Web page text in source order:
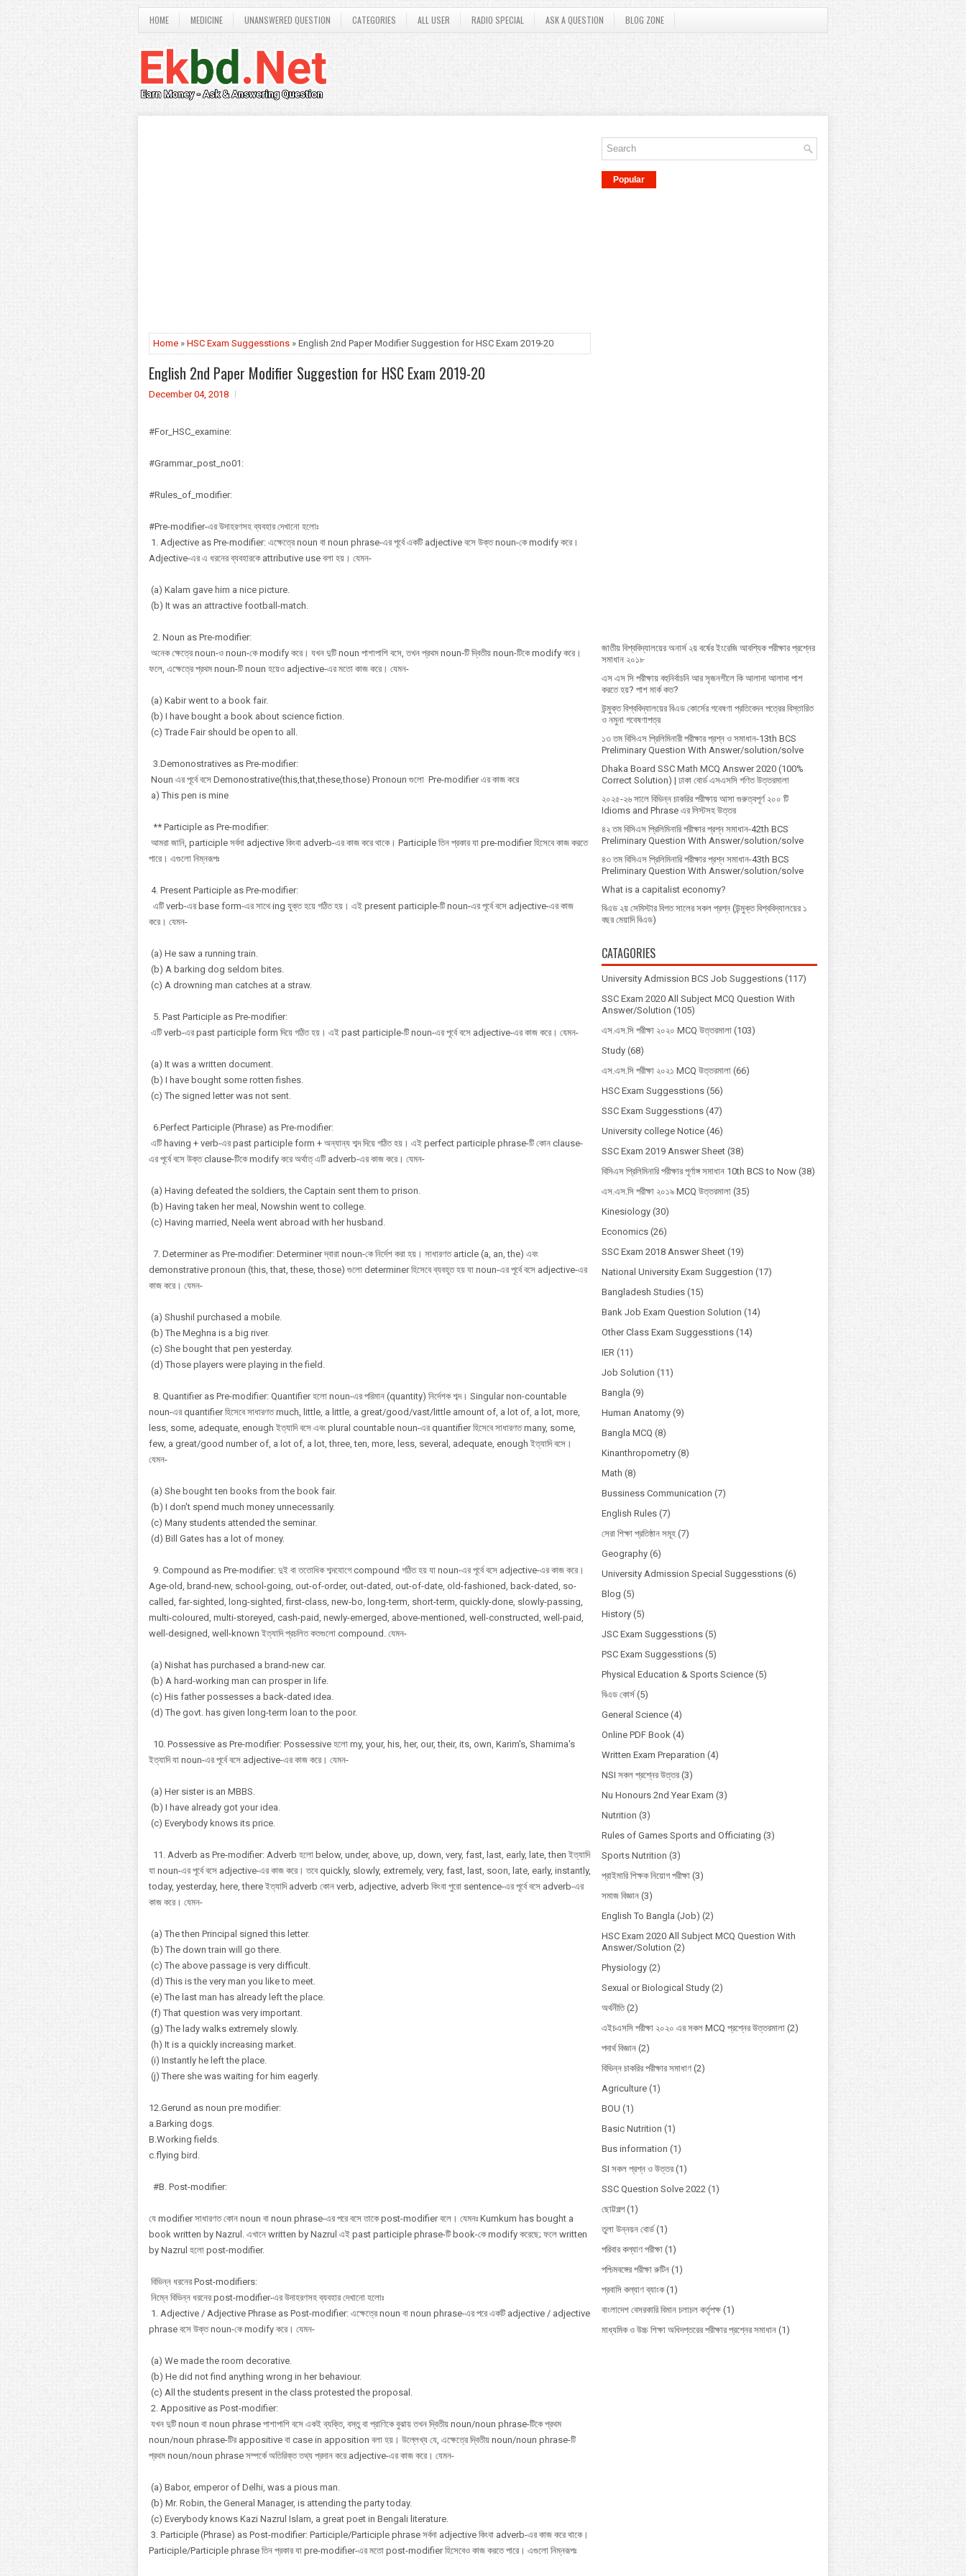
HOME MEDICINE UNANSWERED QUESTION CATEGORIES ALL USER RADIO SPECIAL ASK A QUESTION BLOG ZONE
Home » HSC Exam Suggesstions » English 2nd Paper Modifier Suggestion for HSC Exam 2019-20
English 2nd Paper Modifier Suggestion for HSC Exam 2019-20
December 04, 2018
#For_HSC_examine:
#Grammar_post_no01:
#Rules_of_modifier:
#Pre-modifier-এর উদাহরণসহ ব্যবহার দেখানো হলোঃ
1. Adjective as Pre-modifier: এক্ষেত্রে noun বা noun phrase-এর পূর্বে একটি adjective বসে উক্ত noun-কে modify করে।
Adjective-এর এ ধরনের ব্যবহারকে attributive use বলা হয়। যেমন-
(a) Kalam gave him a nice picture.
(b) It was an attractive football-match.
2. Noun as Pre-modifier:
অনেক ক্ষেত্রে noun-ও noun-কে modify করে। যখন দুটি noun পাশাপাশি বসে, তখন প্রথম noun-টি দ্বিতীয় noun-টিকে modify করে।
ফলে, এক্ষেত্রে প্রথম noun-টি noun হয়েও adjective-এর মতো কাজ করে। যেমন-
(a) Kabir went to a book fair.
(b) I have bought a book about science fiction.
(c) Trade Fair should be open to all.
3.Demonostratives as Pre-modifier:
Noun এর পূর্বে বসে Demonostrative(this,that,these,those) Pronoun গুলো Pre-modifier এর কাজ করে
a) This pen is mine
** Participle as Pre-modifier:
আমরা জানি, participle সর্বদা adjective কিংবা adverb-এর কাজ করে থাকে। Participle তিন প্রকার যা pre-modifier হিসেবে কাজ করতে
পারে। এগুলো নিম্নরূপঃ
4. Present Participle as Pre-modifier:
এটি verb-এর base form-এর সাথে ing যুক্ত হয়ে গঠিত হয়। এই present participle-টি noun-এর পূর্বে বসে adjective-এর কাজ
করে। যেমন-
(a) He saw a running train.
(b) A barking dog seldom bites.
(c) A drowning man catches at a straw.
5. Past Participle as Pre-modifier:
এটি verb-এর past participle form দিয়ে গঠিত হয়। এই past participle-টি noun-এর পূর্বে বসে adjective-এর কাজ করে। যেমন-
(a) It was a written document.
(b) I have bought some rotten fishes.
(c) The signed letter was not sent.
6.Perfect Participle (Phrase) as Pre-modifier:
এটি having + verb-এর past participle form + অন্যান্য শব্দ দিয়ে গঠিত হয়। এই perfect participle phrase-টি কোন clause-
এর পূর্বে বসে উক্ত clause-টিকে modify করে অর্থাত্ এটি adverb-এর কাজ করে। যেমন-
(a) Having defeated the soldiers, the Captain sent them to prison.
(b) Having taken her meal, Nowshin went to college.
(c) Having married, Neela went abroad with her husband.
7. Determiner as Pre-modifier: Determiner দ্বারা noun-কে নির্দেশ করা হয়। সাধারণত article (a, an, the) এবং
demonstrative pronoun (this, that, these, those) গুলো determiner হিসেবে ব্যবহূত হয় যা noun-এর পূর্বে বসে adjective-এর
কাজ করে। যেমন-
(a) Shushil purchased a mobile.
(b) The Meghna is a big river.
(c) She bought that pen yesterday.
(d) Those players were playing in the field.
8. Quantifier as Pre-modifier: Quantifier হলো noun-এর পরিমান (quantity) নির্দেশক শব্দ। Singular non-countable
noun-এর quantifier হিসেবে সাধারণত much, little, a little, a great/good/vast/little amount of, a lot of, a lot, more,
less, some, adequate, enough ইত্যাদি বসে এবং plural countable noun-এর quantifier হিসেবে সাধারণত many, some,
few, a great/good number of, a lot of, a lot, three, ten, more, less, several, adequate, enough ইত্যাদি বসে।
যেমন-
(a) She bought ten books from the book fair.
(b) I don't spend much money unnecessarily.
(c) Many students attended the seminar.
(d) Bill Gates has a lot of money.
9. Compound as Pre-modifier: দুই বা ততোধিক শব্দযোগে compound গঠিত হয় যা noun-এর পূর্বে বসে adjective-এর কাজ করে।
Age-old, brand-new, school-going, out-of-order, out-dated, out-of-date, old-fashioned, back-dated, so-
called, far-sighted, long-sighted, first-class, new-bo, long-term, short-term, quickly-done, slowly-passing,
multi-coloured, multi-storeyed, cash-paid, newly-emerged, above-mentioned, well-constructed, well-paid,
well-designed, well-known ইত্যাদি প্রচলিত কতগুলো compound. যেমন-
(a) Nishat has purchased a brand-new car.
(b) A hard-working man can prosper in life.
(c) His father possesses a back-dated idea.
(d) The govt. has given long-term loan to the poor.
10. Possessive as Pre-modifier: Possessive হলো my, your, his, her, our, their, its, own, Karim's, Shamima's
ইত্যাদি যা noun-এর পূর্বে বসে adjective-এর কাজ করে। যেমন-
(a) Her sister is an MBBS.
(b) I have already got your idea.
(c) Everybody knows its price.
11. Adverb as Pre-modifier: Adverb হলো below, under, above, up, down, very, fast, last, early, late, then ইত্যাদি
যা noun-এর পূর্বে বসে adjective-এর কাজ করে। তবে quickly, slowly, extremely, very, fast, last, soon, late, early, instantly,
today, yesterday, here, there ইত্যাদি adverb কোন verb, adjective, adverb কিংবা পুরো sentence-এর পূর্বে বসে adverb-এর
কাজ করে। যেমন-
(a) The then Principal signed this letter.
(b) The down train will go there.
(c) The above passage is very difficult.
(d) This is the very man you like to meet.
(e) The last man has already left the place.
(f) That question was very important.
(g) The lady walks extremely slowly.
(h) It is a quickly increasing market.
(i) Instantly he left the place.
(j) There she was waiting for him eagerly.
12.Gerund as noun pre modifier:
a.Barking dogs.
B.Working fields.
c.flying bird.
#B. Post-modifier:
যে modifier সাধারণত কোন noun বা noun phrase-এর পরে বসে তাকে post-modifier বলে। যেমনঃ Kumkum has bought a
book written by Nazrul. এখানে written by Nazrul এই past participle phrase-টি book-কে modify করেছে; ফলে written
by Nazrul হলো post-modifier.
বিভিন্ন ধরনের Post-modifiers:
নিম্নে বিভিন্ন ধরনের post-modifier-এর উদাহরণসহ ব্যবহার দেখানো হলোঃ
1. Adjective / Adjective Phrase as Post-modifier: এক্ষেত্রে noun বা noun phrase-এর পরে একটি adjective / adjective
phrase বসে উক্ত noun-কে modify করে। যেমন-
(a) We made the room decorative.
(b) He did not find anything wrong in her behaviour.
(c) All the students present in the class protested the proposal.
2. Appositive as Post-modifier:
যখন দুটি noun বা noun phrase পাশাপাশি বসে একই ব্যক্তি, বস্তু বা প্রাণিকে বুঝায় তখন দ্বিতীয় noun/noun phrase-টিকে প্রথম
noun/noun phrase-টির appositive বা case in apposition বলা হয়। উল্লেখ্য যে, এক্ষেত্রে দ্বিতীয় noun/noun phrase-টি
প্রথম noun/noun phrase সম্পর্কে অতিরিক্ত তথ্য প্রদান করে adjective-এর কাজ করে। যেমন-
(a) Babor, emperor of Delhi, was a pious man.
(b) Mr. Robin, the General Manager, is attending the party today.
(c) Everybody knows Kazi Nazrul Islam, a great poet in Bengali literature.
3. Participle (Phrase) as Post-modifier: Participle/Participle phrase সর্বদা adjective কিংবা adverb-এর কাজ করে থাকে।
Participle/Participle phrase তিন প্রকার যা pre-modifier-এর মতো post-modifier হিসেবেও কাজ করতে পারে। এগুলো নিম্নরূপঃ
Popular
জাতীয় বিশ্ববিদ্যালয়ের অনার্স ২য় বর্ষের ইংরেজি আবশ্যিক পরীক্ষার প্রশ্নের
সমাধান ২০১৮
এস এস সি পরীক্ষায় বহুনির্বাচনি আর সৃজনশীলে কি আলাদা আলাদা পাশ
করতে হয়? পাশ মার্ক কত?
উন্মুক্ত বিশ্ববিদ্যালয়ের বিএড কোর্সের গবেষণা প্রতিবেদন পত্রের বিস্তারিত
ও নমুনা গবেষণাপত্র
১৩ তম বিসিএস প্রি‌লি‌মিনারী পরীক্ষার প্রশ্ন ও সমাধান-13th BCS
Preliminary Question With Answer/solution/solve
Dhaka Board SSC Math MCQ Answer 2020 (100%
Correct Solution) | ঢাকা বোর্ড এসএসসি গণিত উত্তরমালা
২০২৫-২৬ সালে বিভিন্ন চাকরির পরীক্ষায় আসা গুরুত্বপূর্ণ ২০০ টি
Idioms and Phrase এর লিস্টসহ উত্তর
৪২ তম বিসিএস প্রিলিমিনারি পরীক্ষার প্রশ্ন সমাধান-42th BCS
Preliminary Question With Answer/solution/solve
৪৩ তম বিসিএস প্রিলিমিনারি পরীক্ষার প্রশ্ন সমাধান-43th BCS
Preliminary Question With Answer/solution/solve
What is a capitalist economy?
বিএড ২য় সেমিস্টার বিগত সালের সকল প্রশ্ন (উন্মুক্ত বিশ্ববিদ্যালয়ের ১
বছর মেয়াদি বিএড)
CATAGORIES
University Admission BCS Job Suggestions (117)
SSC Exam 2020 All Subject MCQ Question With
Answer/Solution (105)
এস.এস.সি পরীক্ষা ২০২০ MCQ উত্তরমালা (103)
Study (68)
এস.এস.সি পরীক্ষা ২০২১ MCQ উত্তরমালা (66)
HSC Exam Suggesstions (56)
SSC Exam Suggesstions (47)
University college Notice (46)
SSC Exam 2019 Answer Sheet (38)
বিসিএস প্রিলিমিনারি পরীক্ষার পূর্ণাঙ্গ সমাধান 10th BCS to Now (38)
এস.এস.সি পরীক্ষা ২০১৯ MCQ উত্তরমালা (35)
Kinesiology (30)
Economics (26)
SSC Exam 2018 Answer Sheet (19)
National University Exam Suggestion (17)
Bangladesh Studies (15)
Bank Job Exam Question Solution (14)
Other Class Exam Suggesstions (14)
IER (11)
Job Solution (11)
Bangla (9)
Human Anatomy (9)
Bangla MCQ (8)
Kinanthropometry (8)
Math (8)
Bussiness Communication (7)
English Rules (7)
সেরা শিক্ষা প্রতিষ্ঠান সমূহ (7)
Geography (6)
University Admission Special Suggesstions (6)
Blog (5)
History (5)
JSC Exam Suggesstions (5)
PSC Exam Suggesstions (5)
Physical Education & Sports Science (5)
বিএড কোর্স (5)
General Science (4)
Online PDF Book (4)
Written Exam Preparation (4)
NSI সকল প্রশ্নের উত্তর (3)
Nu Honours 2nd Year Exam (3)
Nutrition (3)
Rules of Games Sports and Officiating (3)
Sports Nutrition (3)
প্রাইমারি শিক্ষক নিয়োগ পরীক্ষা (3)
সমাজ বিজ্ঞান (3)
English To Bangla (Job) (2)
HSC Exam 2020 All Subject MCQ Question With
Answer/Solution (2)
Physiology (2)
Sexual or Biological Study (2)
অর্থনীতি (2)
এইচএসসি পরীক্ষা ২০২০ এর সকল MCQ প্রশ্নের উত্তরমালা (2)
পদার্থ বিজ্ঞান (2)
বিভিন্ন চাকরির পরীক্ষার সমাধাণ (2)
Agriculture (1)
BOU (1)
Basic Nutrition (1)
Bus information (1)
SI সকল প্রশ্ন ও উত্তর (1)
SSC Question Solve 2022 (1)
ছোট্টগল্প (1)
তুলা উন্নয়ন বোর্ড (1)
পরিবার কল্যাণ পরীক্ষা (1)
পশ্চিমবঙ্গের পরীক্ষা রুটিন (1)
প্রবাসি কল্যাণ ব্যাংক (1)
বাংলাদেশ বেসরকারি বিমান চলাচল কর্তৃপক্ষ (1)
মাধ্যমিক ও উচ্চ শিক্ষা অধিদপ্তরের পরীক্ষার প্রশ্নের সমাধান (1)